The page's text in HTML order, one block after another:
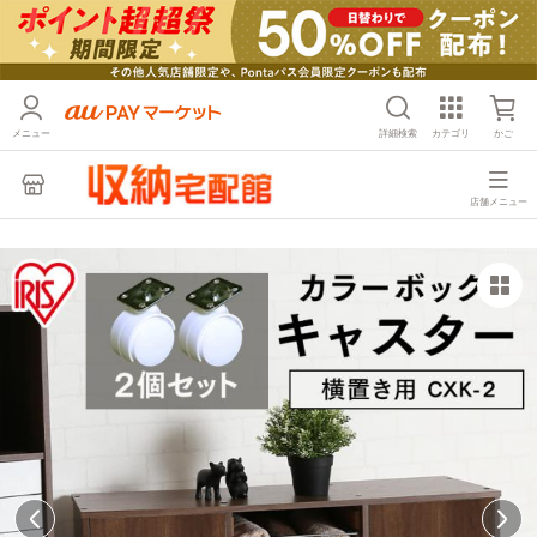
メニュー 詳細検索 カテゴリ かご
店舗メニュー